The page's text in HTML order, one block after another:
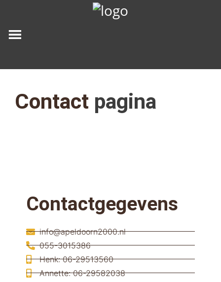
Contact pagina
Contactgegevens
info@apeldoorn2000.nl
055-3015386
Henk: 06-29513560
Annette: 06-29582038